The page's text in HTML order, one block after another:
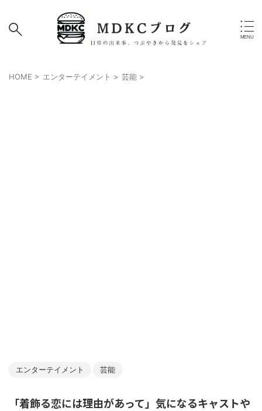
HOME > エンターテイメント > 芸能 >
エンターテイメント 芸能
「着飾る恋には理由があって」気になるキャストや